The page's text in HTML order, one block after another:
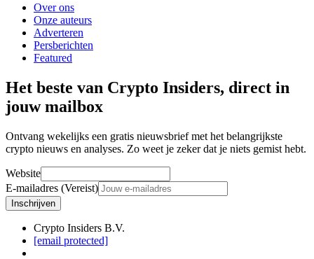
Over ons
Onze auteurs
Adverteren
Persberichten
Featured
Het beste van Crypto Insiders, direct in
jouw mailbox
Ontvang wekelijks een gratis nieuwsbrief met het belangrijkste
crypto nieuws en analyses. Zo weet je zeker dat je niets gemist hebt.
Website
E-mailadres (Vereist)
Inschrijven
Crypto Insiders B.V.
[email protected]